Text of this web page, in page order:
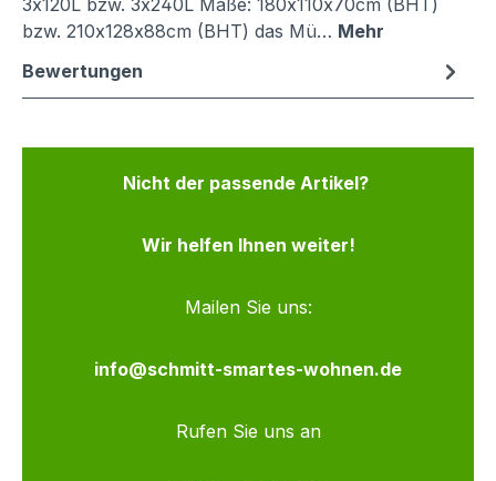
3x120L bzw. 3x240L Maße: 180x110x70cm (BHT)
bzw. 210x128x88cm (BHT) das Mü… Mehr
Bewertungen
Nicht der passende Artikel?
Wir helfen Ihnen weiter!
Mailen Sie uns:
info@schmitt-smartes-wohnen.de
Rufen Sie uns an